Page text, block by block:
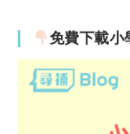
免費下載小